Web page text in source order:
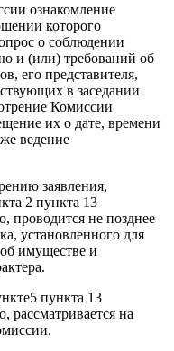
ознакомление
которого
о соблюдении
и (или) требований об
его представителя,
в заседании
Комиссии
их о дате, времени
ведение
заявления,
2 пункта 13
проводится не позднее
установленного для
имуществе и
пункта 13
рассматривается на